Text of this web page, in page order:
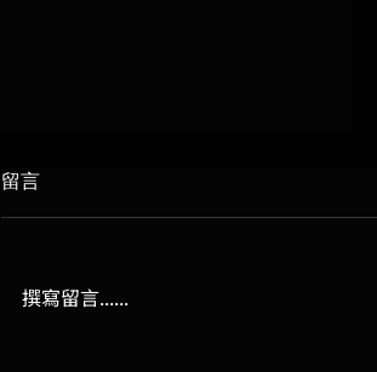
留言
撰寫留言......